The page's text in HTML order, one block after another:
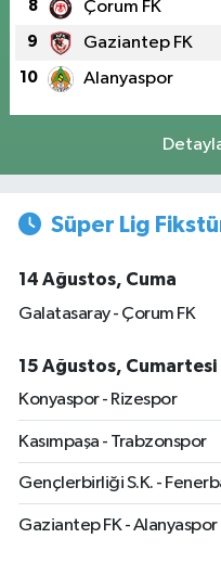
8 Çorum FK
9 Gaziantep FK
10 Alanyaspor
Süper Lig
14 Ağustos, Cuma
Galatasaray - Çorum FK
15 Ağustos, Cumartesi
Konyaspor - Rizespor
Kasımpaşa - Trabzonspor
Gençlerbirliği S.K. -
Gaziantep FK - Alanyaspor